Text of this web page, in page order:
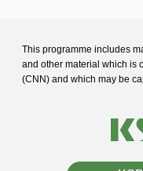
This programme includes
and other material which is
(CNN) and which may be